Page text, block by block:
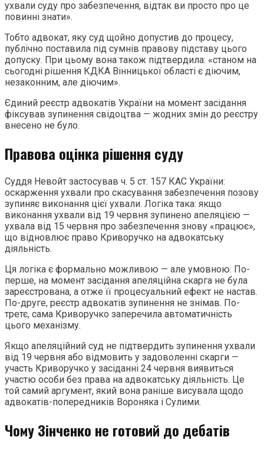
ухвали суду про забезпечення, відтак ви просто про це
повинні знати».
Тобто адвокат, яку суд щойно допустив до процесу,
публічно поставила під сумнів правову підставу цього
допуску. При цьому вона також підтвердила: «станом на
сьогодні рішення КДКА Вінницької області є діючим,
незаконним, але діючим».
Єдиний реєстр адвокатів України на момент засідання
фіксував зупинення свідоцтва — жодних змін до реєстру
внесено не було.
Правова оцінка рішення суду
Суддя Невойт застосував ч. 5 ст. 157 КАС України:
оскарження ухвали про скасування забезпечення позову
зупиняє виконання цієї ухвали. Логіка така: якщо
виконання ухвали від 19 червня зупинено апеляцією —
ухвала від 15 червня про забезпечення знову «працює»,
що відновлює право Криворучко на адвокатську
діяльність.
Ця логіка є формально можливою — але умовною. По-
перше, на момент засідання апеляційна скарга не була
зареєстрована, а отже її процесуальний ефект не настав.
По-друге, реєстр адвокатів зупинення не знімав. По-
третє, сама Криворучко заперечила автоматичність
цього механізму.
Якщо апеляційний суд не підтвердить зупинення ухвали
від 19 червня або відмовить у задоволенні скарги —
участь Криворучко у засіданні 24 червня виявиться
участю особи без права на адвокатську діяльність. Це
той самий аргумент, який вона раніше висувала щодо
адвокатів-попередників Вороняка і Сулими.
Чому Зінченко не готовий до дебатів